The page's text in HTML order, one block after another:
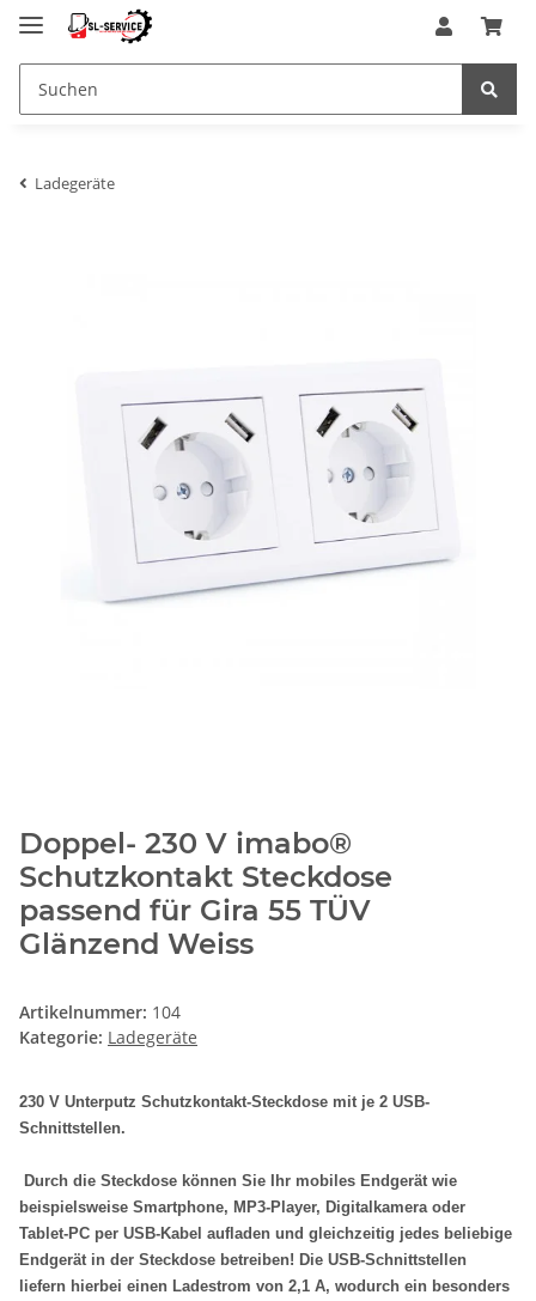
Ladegeräte
Doppel- 230 V imabo®
Schutzkontakt Steckdose
passend für Gira 55 TÜV
Glänzend Weiss
Artikelnummer: 104
Kategorie: Ladegeräte
230 V Unterputz Schutzkontakt-Steckdose mit je 2 USB-
Schnittstellen.
Durch die Steckdose können Sie Ihr mobiles Endgerät wie
beispielsweise Smartphone, MP3-Player, Digitalkamera oder
Tablet-PC per USB-Kabel aufladen und gleichzeitig jedes beliebige
Endgerät in der Steckdose betreiben! Die USB-Schnittstellen
liefern hierbei einen Ladestrom von 2,1 A, wodurch ein besonders